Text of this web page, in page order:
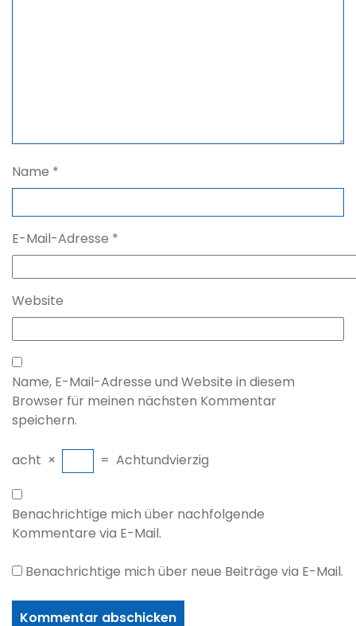
Name *
E-Mail-Adresse *
Website
Name, E-Mail-Adresse und Website in diesem
Browser für meinen nächsten Kommentar
speichern.
acht × = Achtundvierzig
Benachrichtige mich über nachfolgende
Kommentare via E-Mail.
Benachrichtige mich über neue Beiträge via E-Mail.